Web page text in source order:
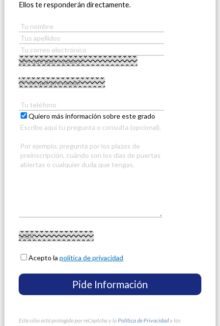
Ellos te responderán directamente.
Quiero más información sobre este grado
Acepto lapolítica de privacidad
Este sitio está protegido por reCaptcha y la Política de Privacidady los